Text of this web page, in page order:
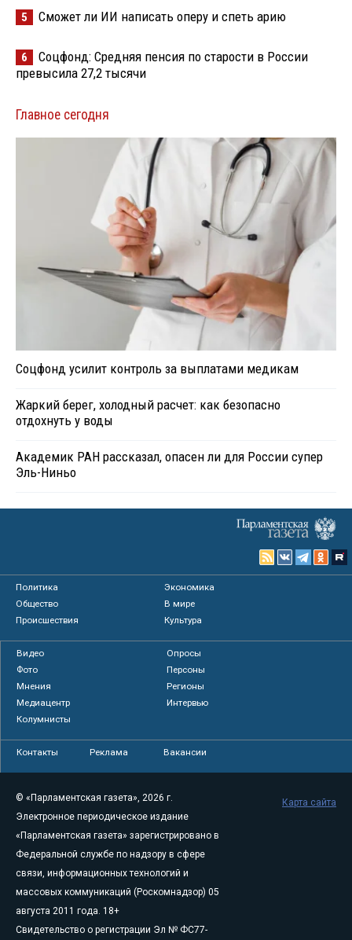
5 Сможет ли ИИ написать оперу и спеть арию
6
Соцфонд: Средняя пенсия по старости в России
превысила 27,2 тысячи
Главное сегодня
Соцфонд усилит контроль за выплатами медикам
Жаркий берег, холодный расчет: как безопасно
отдохнуть у воды
Академик РАН рассказал, опасен ли для России супер
Эль-Ниньо
Политика
Экономика
Общество
В мире
Происшествия
Культура
Видео
Опросы
Фото
Персоны
Мнения
Регионы
Медиацентр
Интервью
Колумнисты
Контакты Реклама Вакансии
© «Парламентская газета», 2026 г.
Электронное периодическое издание
«Парламентская газета» зарегистрировано в
Федеральной службе по надзору в сфере
связи, информационных технологий и
массовых коммуникаций (Роскомнадзор) 05
августа 2011 года. 18+
Свидетельство о регистрации Эл № ФС77-
Карта сайта